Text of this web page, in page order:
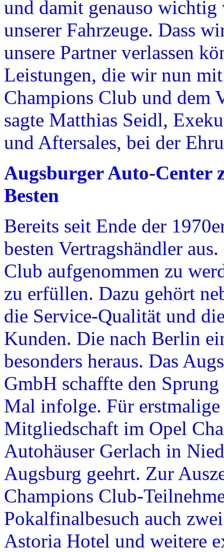
und damit genauso
unserer Fahrzeuge. Dass
unsere Partner verlassen
Leistungen, die wir nun
Champions Club und dem
sagte Matthias Seidl,
und Aftersales, bei der
Augsburger Auto-Center
Besten
Bereits seit Ende der
besten Vertragshändler
Club aufgenommen zu
zu erfüllen. Dazu gehört
die Service-Qualität und
Kunden. Die nach Berlin
besonders heraus. Das
GmbH schaffte den
Mal infolge. Für
Mitgliedschaft im Opel
Autohäuser Gerlach in
Augsburg geehrt. Zur
Champions Club-
Pokalfinalbesuch auch
Astoria Hotel und weitere